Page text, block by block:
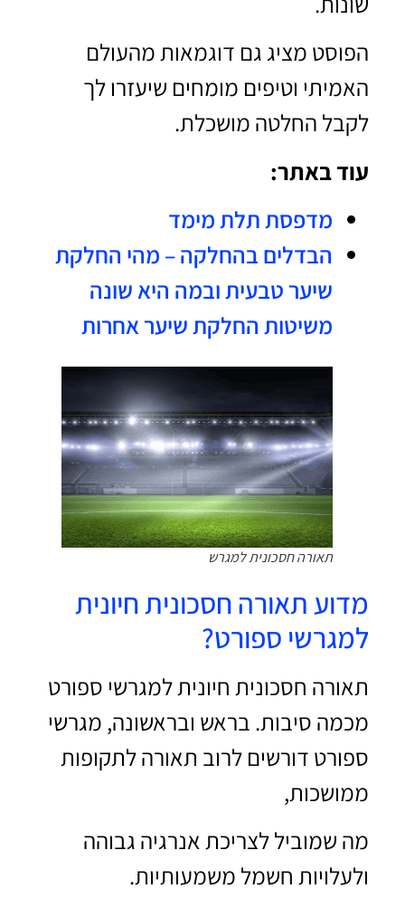
הפוסט מציג גם דוגמאות מהעולם
האמיתי וטיפים מומחים שיעזרו לך
לקבל החלטה מושכלת.
עוד באתר:
מדפסת תלת מימד
הבדלים בהחלקה – מהי החלקת
שיער טבעית ובמה היא שונה
משיטות החלקת שיער אחרות
תאורה חסכונית למגרש
מדוע תאורה חסכונית חיונית
למגרשי ספורט?
תאורה חסכונית חיונית למגרשי ספורט
מכמה סיבות. בראש ובראשונה, מגרשי
ספורט דורשים לרוב תאורה לתקופות
ממושכות,
מה שמוביל לצריכת אנרגיה גבוהה
ולעלויות חשמל משמעותיות.